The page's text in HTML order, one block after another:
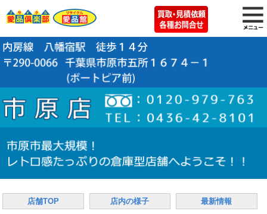
店舗TOP 店内の様子 最新情報